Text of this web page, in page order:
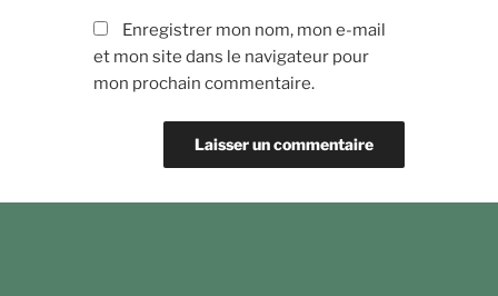
Enregistrer mon nom, mon e-mail
et mon site dans le navigateur pour
mon prochain commentaire.